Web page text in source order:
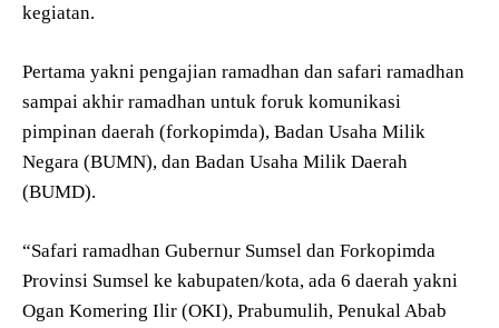
kegiatan.
Pertama yakni pengajian ramadhan dan safari ramadhan
sampai akhir ramadhan untuk foruk komunikasi
pimpinan daerah (forkopimda), Badan Usaha Milik
Negara (BUMN), dan Badan Usaha Milik Daerah
(BUMD).
“Safari ramadhan Gubernur Sumsel dan Forkopimda
Provinsi Sumsel ke kabupaten/kota, ada 6 daerah yakni
Ogan Komering Ilir (OKI), Prabumulih, Penukal Abab